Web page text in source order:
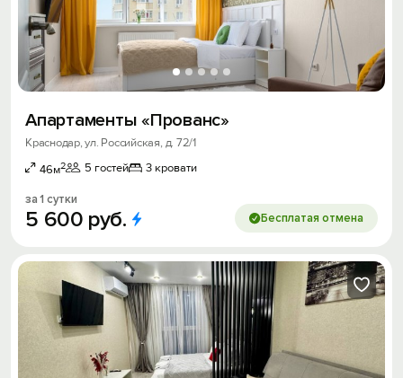
Апартаменты «Прованс»
Краснодар, ул. Российская, д. 72/1
46м2 5 гостей 3 кровати
за 1 сутки
5 600 руб. Бесплатая отмена